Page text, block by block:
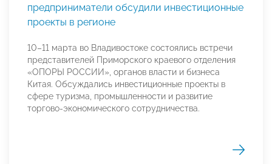
предприниматели обсудили инвестиционные
проекты в регионе
10–11 марта во Владивостоке состоялись встречи
представителей Приморского краевого отделения
«ОПОРЫ РОССИИ», органов власти и бизнеса
Китая. Обсуждались инвестиционные проекты в
сфере туризма, промышленности и развитие
торгово-экономического сотрудничества.